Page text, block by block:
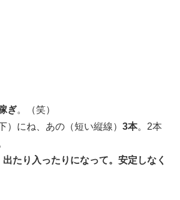
ぎ。（笑）
）にね、あの（短い縦線） 3本。2本
たり入ったりになって。安定しなく